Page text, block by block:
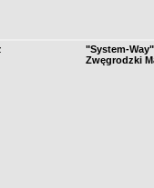
"System-Way"
Zwęgrodzki